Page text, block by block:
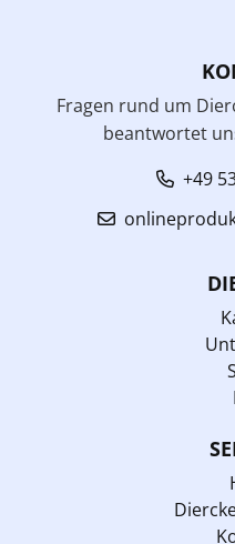
Fragen rund um
beantwortet
+49